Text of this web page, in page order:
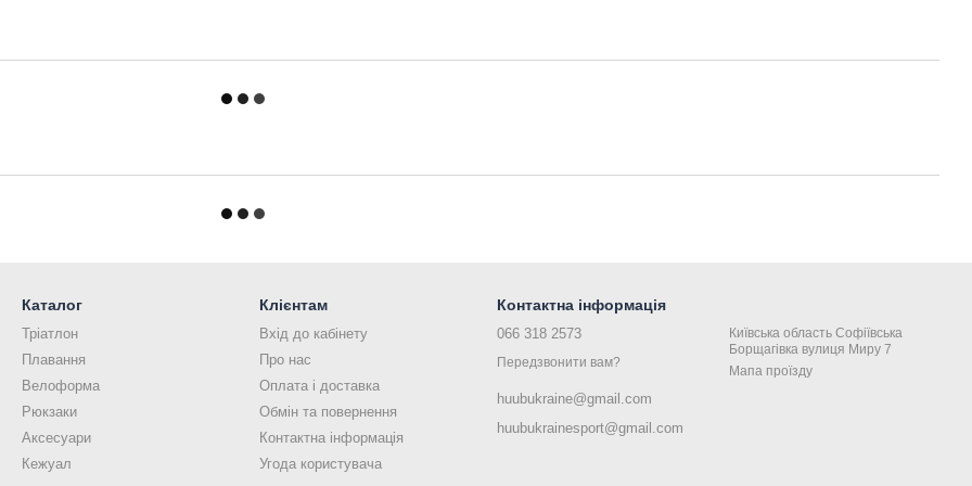
Каталог
Тріатлон
Плавання
Велоформа
Рюкзаки
Аксесуари
Кежуал
Клієнтам
Вхід до кабінету
Про нас
Оплата і доставка
Обмін та повернення
Контактна інформація
Угода користувача
Контактна інформація
066 318 2573
Передзвонити вам?
huubukraine@gmail.com
huubukrainesport@gmail.com
Київська область Coфiївська
Борщагiвка вулиця Миру 7
Мапа проїзду